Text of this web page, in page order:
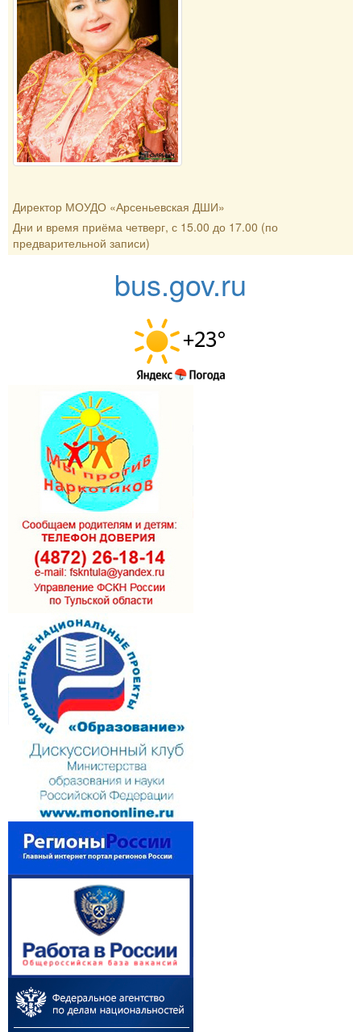
Директор МОУДО «Арсеньевская ДШИ»
Дни и время приёма четверг, с 15.00 до 17.00 (по
предварительной записи)
bus.gov.ru